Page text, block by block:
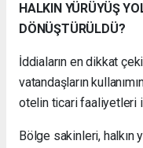
HALKIN YÜRÜYÜŞ
DÖNÜŞTÜRÜLDÜ?
İddiaların en dikkat
vatandaşların
otelin ticari faaliyetleri
Bölge sakinleri, halkın